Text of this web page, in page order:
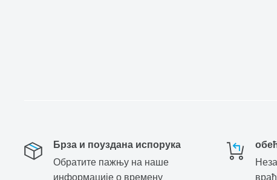
Брза и поуздана испорука
Обратите пажњу на наше
информације о времену